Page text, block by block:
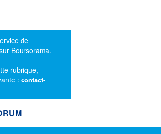
de
Boursorama.
rubrique,
: contact-